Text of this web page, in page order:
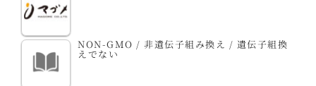
NON-GMO / 非遺伝子組み換え / 遺伝子組換
えでない